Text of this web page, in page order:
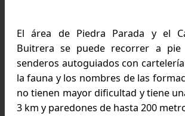
En 1999 se abrió una segunda
camino a casa”. La cordada
Eduardo Depetris, Damián
Fuente y Martín Molina.
En el 2001 Martín Molina y